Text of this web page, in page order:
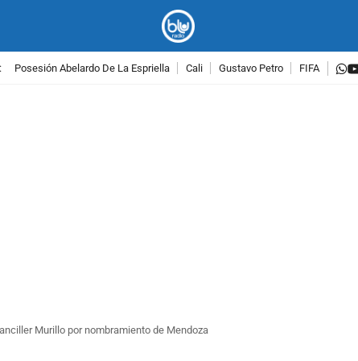
Posesión Abelardo De La Espriella Cali Gustavo Petro FIFA
Murillo por nombramiento de Mendoza